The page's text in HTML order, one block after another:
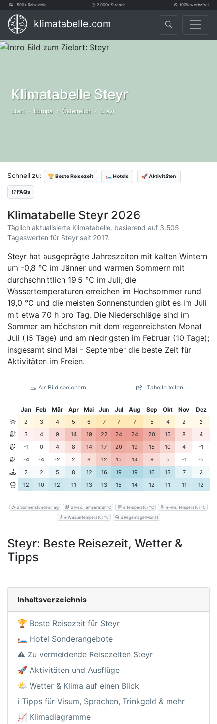
1.500+ Reiseziele 2.000+ Strände 100% werbefrei
klimatabelle.com
Klimatabelle Steyr
Start Europa Österreich Steyr
Schnell zu: 🏆 Beste Reisezeit 🛏️ Hotels 🚀 Aktivitäten
⁉️ FAQs
Klimatabelle Steyr 2026
Täglich aktualisierte Klimatabelle, basierend auf 3.505
Tageswerten für Steyr seit 2017.
Steyr hat ausgeprägte Jahreszeiten mit kalten Wintern
um -0,8 °C im Jänner und warmen Sommern mit
durchschnittlich 19,5 °C im Juli; die
Wassertemperaturen erreichen im Hochsommer rund
19,0 °C und die meisten Sonnenstunden gibt es im Juli
mit etwa 7,0 h pro Tag. Die Niederschläge sind im
Sommer am höchsten mit dem regenreichsten Monat
Juli (15 Tage) und am niedrigsten im Februar (10 Tage);
insgesamt sind Mai - September die beste Zeit für
Aktivitäten im Freien.
Als Bild speichern Tabelle teilen
Jan Feb Mär Apr Mai Jun Jul Aug Sep Okt Nov Dez
2 3 4 5 6 7 7 7 5 4 2
2
3
4 9 14 19 22 24 24 20 15 8
4
-1
0 4 8 14 17 20 19 15 10 4
-1
-4
-4 -2 2 8 12 15 14 9 5 -1
-5
2
2 5 8 12 16 19 19 16 13 7
3
12
10 12 11 13 13 15 14 12 11 11 12
ø Sonnenstunden/Tag ø Max. Temperatur °C ø Temperatur °C ø Min. Temperatur °C
ø Wassertemperatur °C ø Regentage/Monat
Steyr: Beste Reisezeit, Wetter &
Tipps
Inhaltsverzeichnis
🏆 Beste Reisezeit für Steyr
🛏️ Hotel Sonderangebote
⚠️ Zu vermeidende Reisezeiten Steyr
🚀 Aktivitäten und Ausflüge
🌤️ Wetter & Klima auf einen Blick
ℹ️ Tipps für Visum, Sprachen, Trinkgeld & mehr
📈 Klimadiagramme